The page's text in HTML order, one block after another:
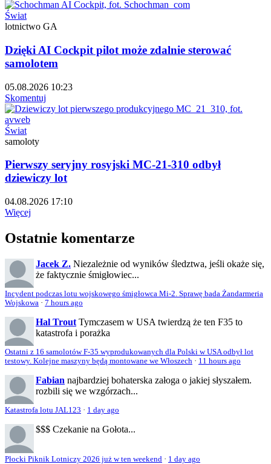
Świat
lotnictwo GA
Dzięki AI Cockpit pilot może zdalnie sterować
samolotem
05.08.2026 10:23
Skomentuj
Świat
samoloty
Pierwszy seryjny rosyjski MC-21-310 odbył
dziewiczy lot
04.08.2026 17:10
Więcej
Ostatnie komentarze
Jacek Z. Niezależnie od wyników śledztwa, jeśli okaże się,
że faktycznie śmigłowiec...
Incydent podczas lotu wojskowego śmigłowca Mi-2. Sprawę bada Żandarmeria
Wojskowa · 7 hours ago
Hal Trout Tymczasem w USA twierdzą że ten F35 to
katastrofa i porażka
Ostatni z 16 samolotów F-35 wyprodukowanych dla Polski w USA odbył lot
testowy. Kolejne maszyny będą montowane we Włoszech · 11 hours ago
Fabian najbardziej bohaterska załoga o jakiej słyszałem.
rozbili się we wzgórzach...
Katastrofa lotu JAL123 · 1 day ago
$$$ Czekanie na Gołota...
Płocki Piknik Lotniczy 2026 już w ten weekend · 1 day ago